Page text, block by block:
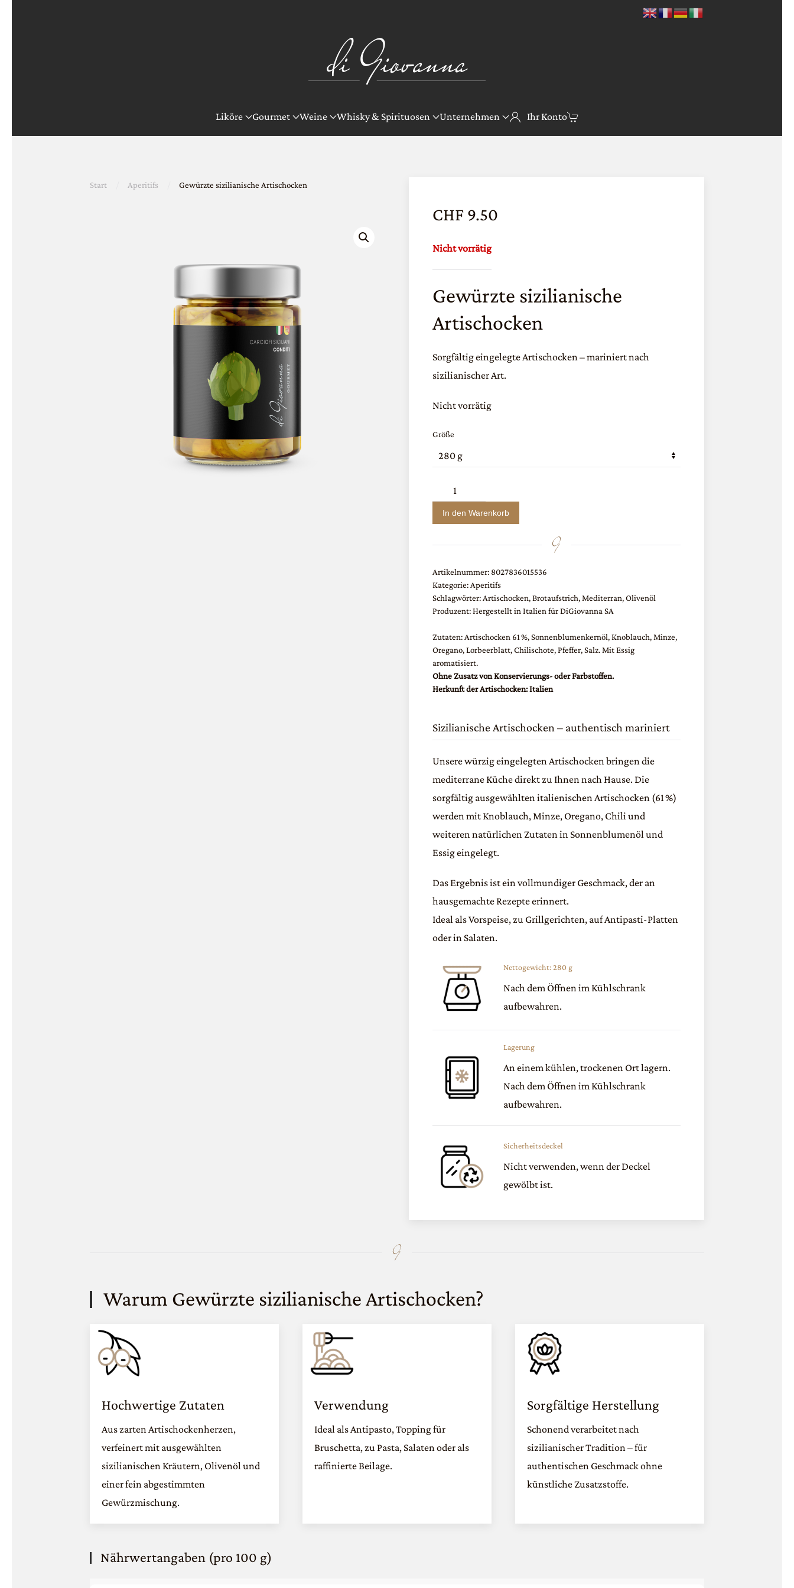
Liköre Gourmet Weine Whisky & Spirituosen Unternehmen Ihr Konto
Start Aperitifs Gewürzte sizilianische Artischocken
CHF 9.50
Nicht vorrätig
Gewürzte sizilianische
Artischocken
Sorgfältig eingelegte Artischocken – mariniert nach
sizilianischer Art.
Nicht vorrätig
Größe
Gewürzte
Artischocken
Menge
In den Warenkorb
Artikelnummer: 8027836015536
Kategorie:Aperitifs
Schlagwörter:Artischocken,Brotaufstrich,Mediterran,Olivenöl
Produzent: Hergestellt in Italien für DiGiovanna SA
Zutaten: Artischocken 61 %, Sonnenblumenkernöl, Knoblauch, Minze,
Oregano, Lorbeerblatt, Chilischote, Pfeffer, Salz. Mit Essig
aromatisiert.
Ohne Zusatz von Konservierungs- oder Farbstoffen.
Herkunft der Artischocken: Italien
Sizilianische Artischocken – authentisch mariniert
Unsere würzig eingelegten Artischocken bringen die
mediterrane Küche direkt zu Ihnen nach Hause. Die
sorgfältig ausgewählten italienischen Artischocken (61 %)
werden mit Knoblauch, Minze, Oregano, Chili und
weiteren natürlichen Zutaten in Sonnenblumenöl und
Essig eingelegt.
Das Ergebnis ist ein vollmundiger Geschmack, der an
hausgemachte Rezepte erinnert.
Ideal als Vorspeise, zu Grillgerichten, auf Antipasti-Platten
oder in Salaten.
Nettogewicht: 280 g
Nach dem Öffnen im Kühlschrank
aufbewahren.
Lagerung
An einem kühlen, trockenen Ort lagern.
Nach dem Öffnen im Kühlschrank
aufbewahren.
Sicherheitsdeckel
Nicht verwenden, wenn der Deckel
gewölbt ist.
Warum Gewürzte sizilianische Artischocken?
Hochwertige Zutaten
Aus zarten Artischockenherzen,
verfeinert mit ausgewählten
sizilianischen Kräutern, Olivenöl und
einer fein abgestimmten
Gewürzmischung.
Verwendung
Ideal als Antipasto, Topping für
Bruschetta, zu Pasta, Salaten oder als
raffinierte Beilage.
Sorgfältige Herstellung
Schonend verarbeitet nach
sizilianischer Tradition – für
authentischen Geschmack ohne
künstliche Zusatzstoffe.
Nährwertangaben (pro 100 g)